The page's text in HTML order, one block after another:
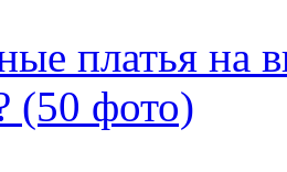
платья на
(50 фото)